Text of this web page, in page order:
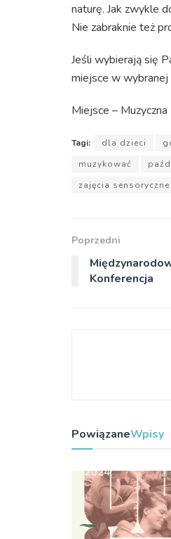
naturę. Jak zwykle
Nie zabraknie też
Jeśli wybierają się
miejsce w wybranej
Miejsce –
Tagi: dla dzieci
muzykować
zajęcia sensoryczne
Poprzedni
Konferencja
PowiązaneWpisy